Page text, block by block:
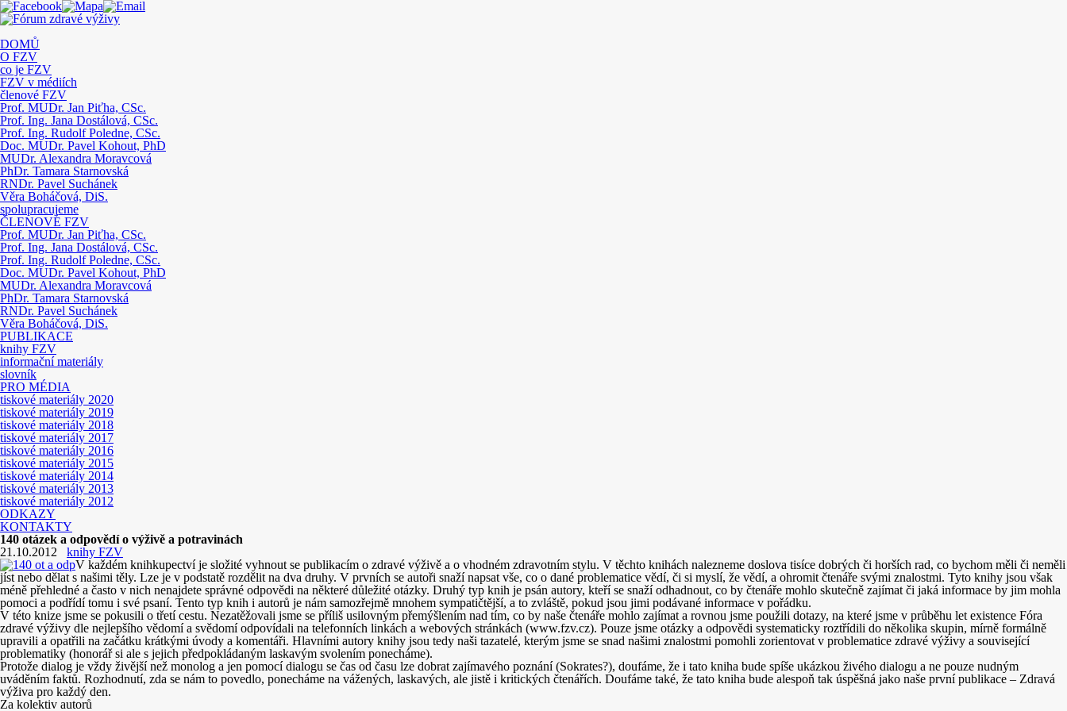
DOMŮ
O FZV
co je FZV
FZV v médiích
členové FZV
Prof. MUDr. Jan Piťha, CSc.
Prof. Ing. Jana Dostálová, CSc.
Prof. Ing. Rudolf Poledne, CSc.
Doc. MUDr. Pavel Kohout, PhD
MUDr. Alexandra Moravcová
PhDr. Tamara Starnovská
RNDr. Pavel Suchánek
Věra Boháčová, DiS.
spolupracujeme
ČLENOVÉ FZV
Prof. MUDr. Jan Piťha, CSc.
Prof. Ing. Jana Dostálová, CSc.
Prof. Ing. Rudolf Poledne, CSc.
Doc. MUDr. Pavel Kohout, PhD
MUDr. Alexandra Moravcová
PhDr. Tamara Starnovská
RNDr. Pavel Suchánek
Věra Boháčová, DiS.
PUBLIKACE
knihy FZV
informační materiály
slovník
PRO MÉDIA
tiskové materiály 2020
tiskové materiály 2019
tiskové materiály 2018
tiskové materiály 2017
tiskové materiály 2016
tiskové materiály 2015
tiskové materiály 2014
tiskové materiály 2013
tiskové materiály 2012
ODKAZY
KONTAKTY
140 otázek a odpovědí o výživě a potravinách
21.10.2012
knihy FZV
V každém knihkupectví je složité vyhnout se publikacím o zdravé výživě a o vhodném zdravotním stylu. V těchto knihách nalezneme doslova tisíce dobrých či horších rad, co bychom měli či neměli
jíst nebo dělat s našimi těly. Lze je v podstatě rozdělit na dva druhy. V prvních se autoři snaží napsat vše, co o dané problematice vědí, či si myslí, že vědí, a ohromit čtenáře svými znalostmi. Tyto knihy jsou však
méně přehledné a často v nich nenajdete správné odpovědi na některé důležité otázky. Druhý typ knih je psán autory, kteří se snaží odhadnout, co by čtenáře mohlo skutečně zajímat či jaká informace by jim mohla
pomoci a podřídí tomu i své psaní. Tento typ knih i autorů je nám samozřejmě mnohem sympatičtější, a to zvláště, pokud jsou jimi podávané informace v pořádku.
V této knize jsme se pokusili o třetí cestu. Nezatěžovali jsme se příliš usilovným přemýšlením nad tím, co by naše čtenáře mohlo zajímat a rovnou jsme použili dotazy, na které jsme v průběhu let existence Fóra
zdravé výživy dle nejlepšího vědomí a svědomí odpovídali na telefonních linkách a webových stránkách (www.fzv.cz). Pouze jsme otázky a odpovědi systematicky roztřídili do několika skupin, mírně formálně
upravili a opatřili na začátku krátkými úvody a komentáři. Hlavními autory knihy jsou tedy naši tazatelé, kterým jsme se snad našimi znalostmi pomohli zorientovat v problematice zdravé výživy a související
problematiky (honorář si ale s jejich předpokládaným laskavým svolením ponecháme).
Protože dialog je vždy živější než monolog a jen pomocí dialogu se čas od času lze dobrat zajímavého poznání (Sokrates?), doufáme, že i tato kniha bude spíše ukázkou živého dialogu a ne pouze nudným
uváděním faktů. Rozhodnutí, zda se nám to povedlo, ponecháme na vážených, laskavých, ale jistě i kritických čtenářích. Doufáme také, že tato kniha bude alespoň tak úspěšná jako naše první publikace – Zdravá
výživa pro každý den.
Za kolektiv autorů